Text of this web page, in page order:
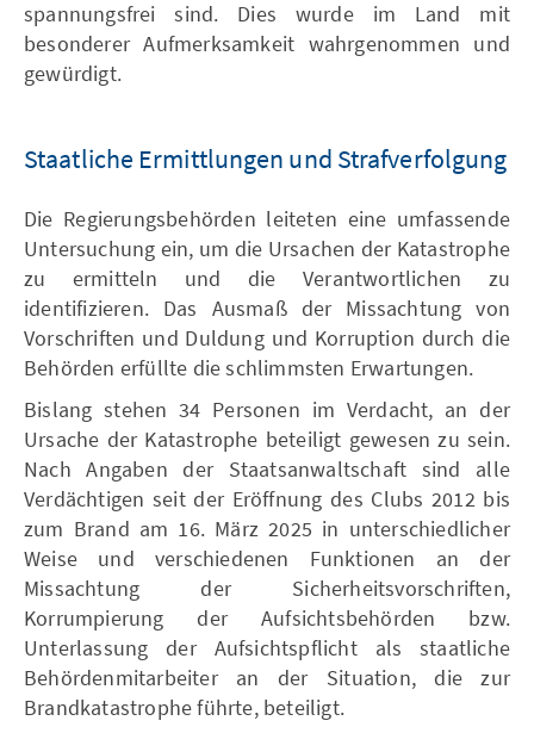
spannungsfrei sind. Dies wurde im Land mit
besonderer Aufmerksamkeit wahrgenommen und
gewürdigt.
Staatliche Ermittlungen und Strafverfolgung
Die Regierungsbehörden leiteten eine umfassende
Untersuchung ein, um die Ursachen der Katastrophe
zu ermitteln und die Verantwortlichen zu
identifizieren. Das Ausmaß der Missachtung von
Vorschriften und Duldung und Korruption durch die
Behörden erfüllte die schlimmsten Erwartungen.
Bislang stehen 34 Personen im Verdacht, an der
Ursache der Katastrophe beteiligt gewesen zu sein.
Nach Angaben der Staatsanwaltschaft sind alle
Verdächtigen seit der Eröffnung des Clubs 2012 bis
zum Brand am 16. März 2025 in unterschiedlicher
Weise und verschiedenen Funktionen an der
Missachtung der Sicherheitsvorschriften,
Korrumpierung der Aufsichtsbehörden bzw.
Unterlassung der Aufsichtspflicht als staatliche
Behördenmitarbeiter an der Situation, die zur
Brandkatastrophe führte, beteiligt.